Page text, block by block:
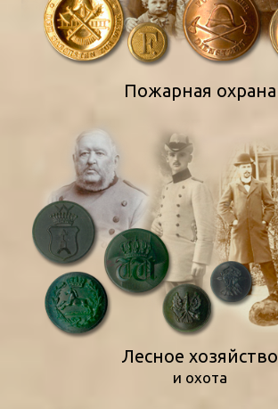
Пожарная охрана
Лесное хозяйство
и охота